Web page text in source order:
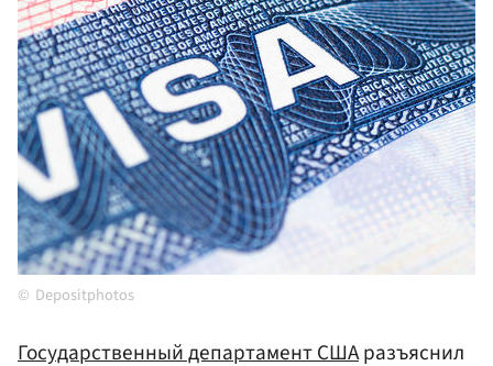
Depositphotos
Государственный департаментСШАразъяснил